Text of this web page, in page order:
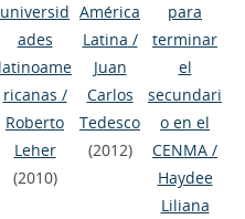
universid
ades
latinoame
ricanas /
Roberto
Leher
(2010)
América
Latina /
Juan
Carlos
Tedesco
(2012)
para
terminar
el
secundari
o en el
CENMA /
Haydee
Liliana